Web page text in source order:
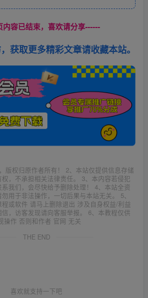
内容已结束，喜欢请分享------
获取更多精彩文章请收藏本站。
版权归原作者所有！ 2、本站仅提供信息存储
，不承担相关法律责任。 3、本内容若侵犯
我们，会尽快给予删除处理！ 4、本站全资
用于非法操作，一切后果与本站无关。 5、
或软件 请马上删除退出 涉及自身权益/利益
，访客发现请向客服举报。 6、本教程仅供
操作 否则和作者 官网 无关
THE END
喜欢就支持一下吧